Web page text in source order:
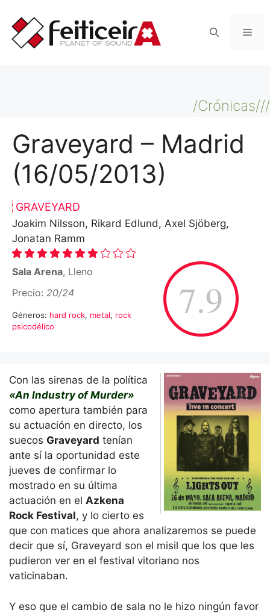
contenido
/Crónicas///
Graveyard – Madrid
(16/05/2013)
GRAVEYARD
Joakim Nilsson, Rikard Edlund, Axel Sjöberg,
Jonatan Ramm
7.9
Sala Arena, Lleno
Precio: 20/24
Géneros: hard rock, metal, rock
psicodélico
Con las sirenas de la política
«An Industry of Murder»
como apertura también para
su actuación en directo, los
suecos Graveyard tenían
ante sí la oportunidad este
jueves de confirmar lo
mostrado en su última
actuación en el Azkena
Rock Festival, y lo cierto es
que con matices que ahora analizaremos se puede
decir que sí, Graveyard son el misil que los que les
pudieron ver en el festival vitoriano nos
vaticinaban.
Y eso que el cambio de sala no le hizo ningún favor